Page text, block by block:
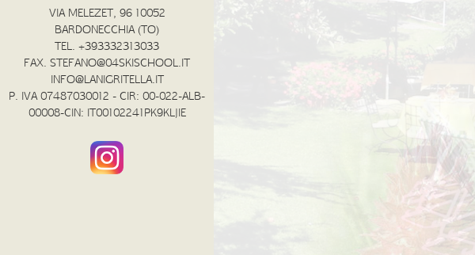
VIA MELEZET, 96 10052
BARDONECCHIA (TO)
TEL. +393332313033
FAX. STEFANO@04SKISCHOOL.IT
INFO@LANIGRITELLA.IT
P. IVA 07487030012 - CIR: 00-022-ALB-
00008-CIN: IT00102241PK9KLJIE